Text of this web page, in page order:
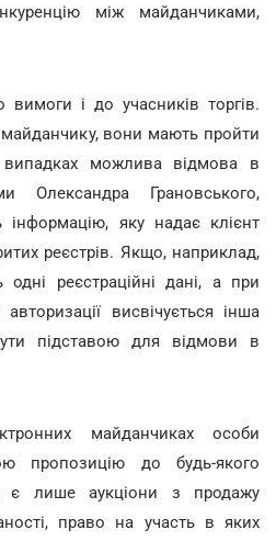
між майданчиками,
і до учасників торгів.
вони мають пройти
можлива відмова в
Олександра Грановського,
інформацію, яку надає клієнт
реєстрів. Якщо, наприклад,
реєстраційні дані, а при
висвічується інша
підставою для відмови в
майданчиках особи
пропозицію до будь-якого
є лише аукціони з продажу
право на участь в яких